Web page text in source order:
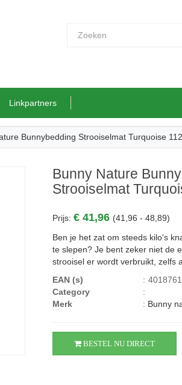
Linkpartners
Bunnybedding Strooiselmat Turquoise
Bunny Nature
Strooiselmat
Prijs:€ 41,96 (41,96 - 48,89)
Ben je het zat om steeds kilo's
te slepen? Je bent zeker niet de
strooisel er wordt verbruikt, zelfs
EAN (s)
:
Category
:
Merk
: Bunny
BESTEL NU DIRECT